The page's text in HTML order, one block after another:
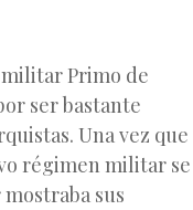
Primo de
ser bastante
Una vez que
régimen militar se
sus